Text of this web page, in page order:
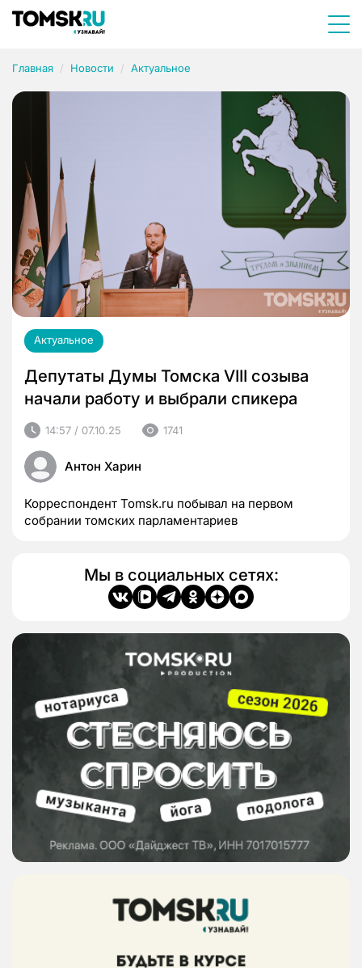
Главная Новости Актуальное
Актуальное
Депутаты Думы Томска VIII созыва
начали работу и выбрали спикера
14:57 / 07.10.25 1741
Антон Харин
Корреспондент Tomsk.ru побывал на первом
собрании томских парламентариев
Мы в социальных сетях: